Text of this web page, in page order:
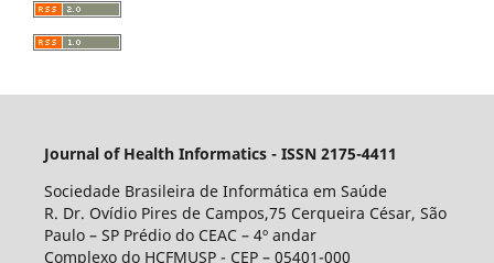
Journal of Health Informatics - ISSN 2175-4411
Sociedade Brasileira de Informática em Saúde
R. Dr. Ovídio Pires de Campos,75 Cerqueira César, São
Paulo – SP Prédio do CEAC – 4º andar
Complexo do HCFMUSP - CEP – 05401-000